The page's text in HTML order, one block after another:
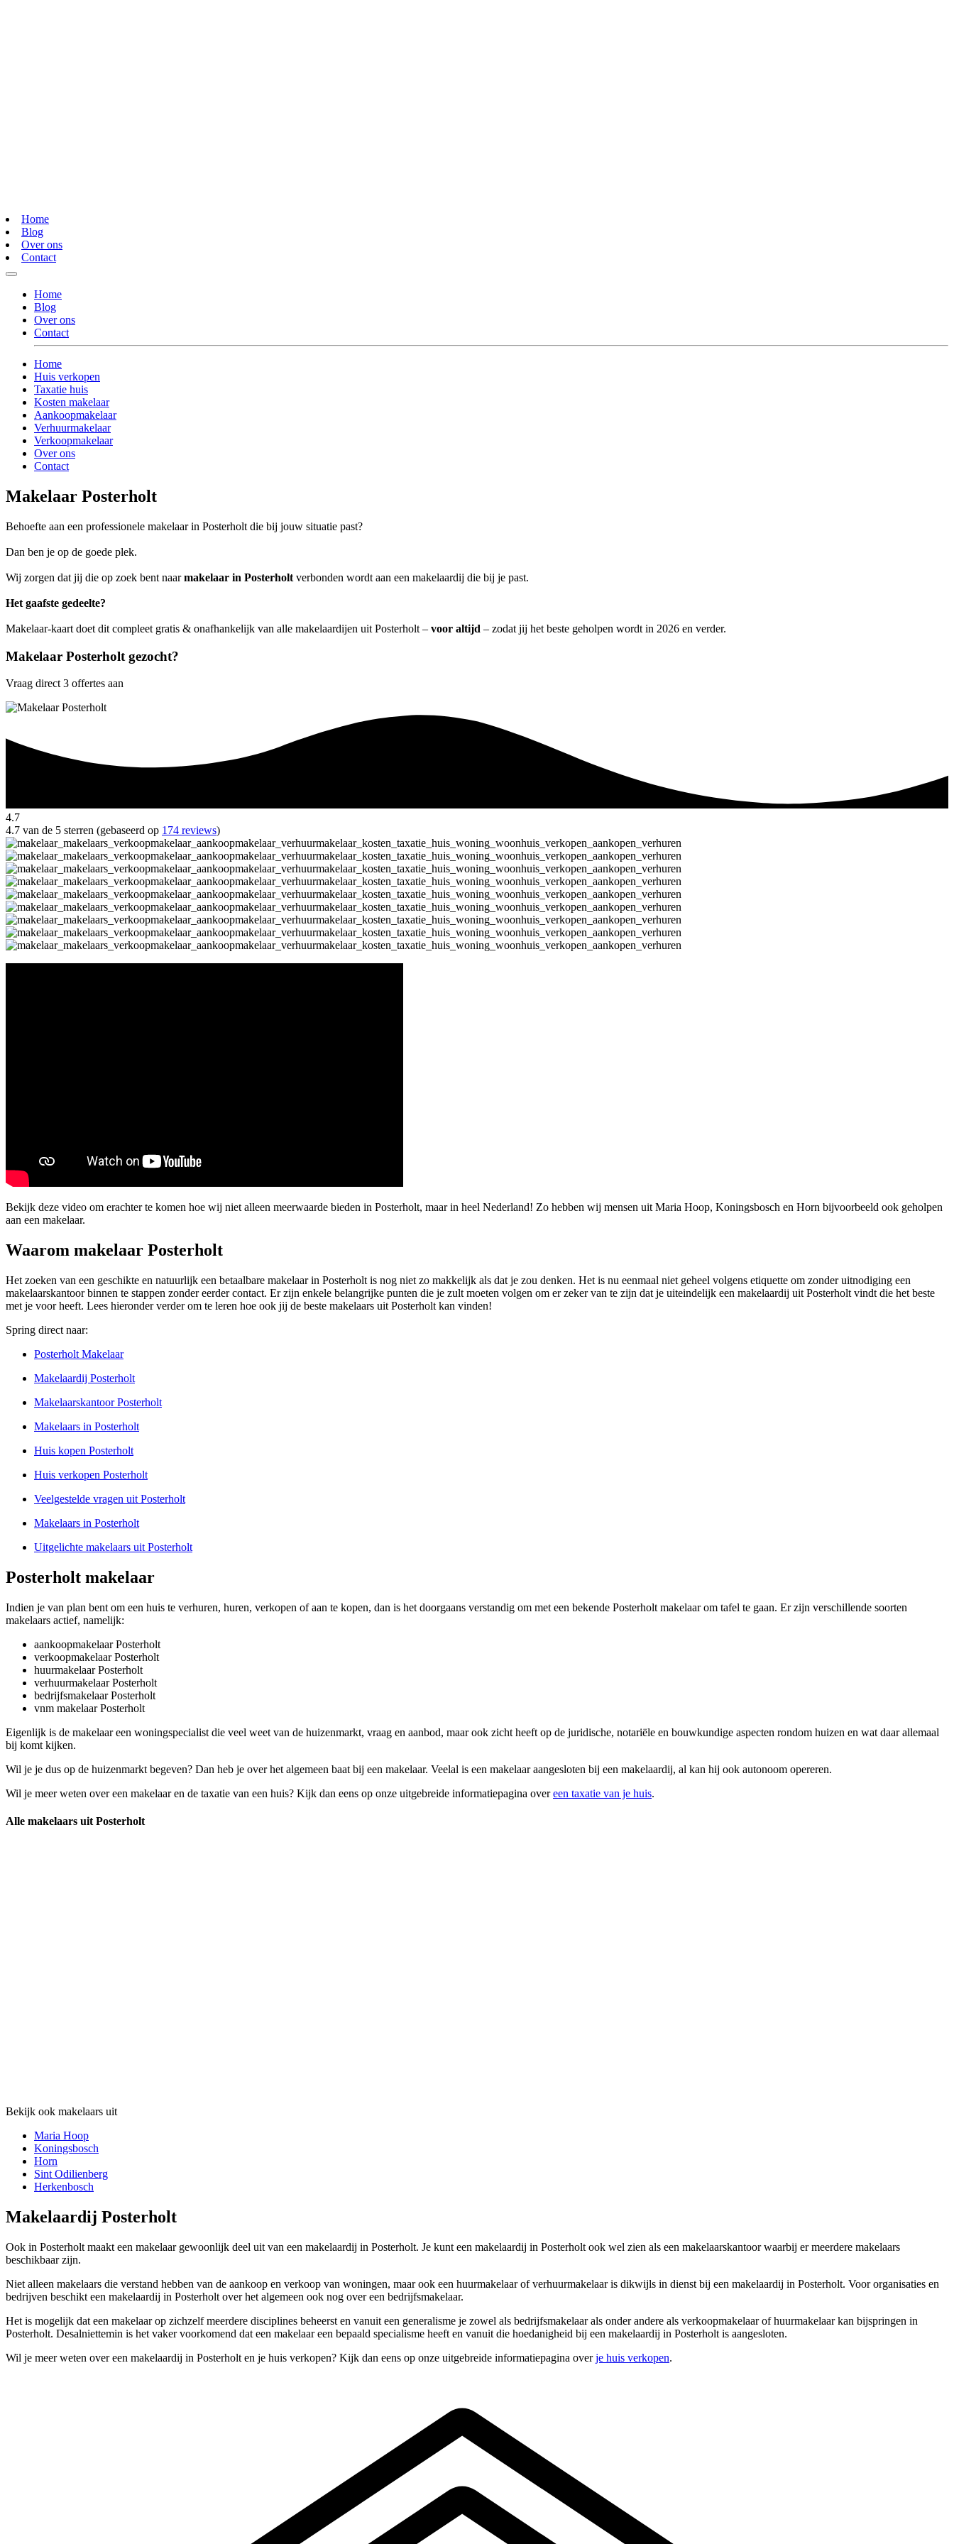
Home
Blog
Over ons
Contact
Home
Blog
Over ons
Contact
Home
Huis verkopen
Taxatie huis
Kosten makelaar
Aankoopmakelaar
Verhuurmakelaar
Verkoopmakelaar
Over ons
Contact
Makelaar Posterholt
Behoefte aan een professionele makelaar in Posterholt die bij jouw situatie past?
Dan ben je op de goede plek.
Wij zorgen dat jij die op zoek bent naarmakelaar in Posterholt verbonden wordt aan een makelaardij die bij je past.
Het gaafste gedeelte?
Makelaar-kaart doet dit compleet gratis & onafhankelijk van alle makelaardijen uit Posterholt – voor altijd – zodat jij het beste geholpen wordt in 2026 en verder.
Makelaar Posterholt gezocht?
Vraag direct 3 offertes aan
4.7
4.7 van de 5 sterren (gebaseerd op 174 reviews)
Bekijk deze video om erachter te komen hoe wij niet alleen meerwaarde bieden in Posterholt, maar in heel Nederland! Zo hebben wij mensen uit Maria Hoop, Koningsbosch en Horn bijvoorbeeld ook geholpen
aan een makelaar.
Waarom makelaar Posterholt
Het zoeken van een geschikte en natuurlijk een betaalbare makelaar in Posterholt is nog niet zo makkelijk als dat je zou denken. Het is nu eenmaal niet geheel volgens etiquette om zonder uitnodiging een
makelaarskantoor binnen te stappen zonder eerder contact. Er zijn enkele belangrijke punten die je zult moeten volgen om er zeker van te zijn dat je uiteindelijk een makelaardij uit Posterholt vindt die het beste
met je voor heeft. Lees hieronder verder om te leren hoe ook jij de beste makelaars uit Posterholt kan vinden!
Spring direct naar:
Posterholt Makelaar
Makelaardij Posterholt
Makelaarskantoor Posterholt
Makelaars in Posterholt
Huis kopen Posterholt
Huis verkopen Posterholt
Veelgestelde vragen uit Posterholt
Makelaars in Posterholt
Uitgelichte makelaars uit Posterholt
Posterholt makelaar
Indien je van plan bent om een huis te verhuren, huren, verkopen of aan te kopen, dan is het doorgaans verstandig om met een bekende Posterholt makelaar om tafel te gaan. Er zijn verschillende soorten
makelaars actief, namelijk:
aankoopmakelaar Posterholt
verkoopmakelaar Posterholt
huurmakelaar Posterholt
verhuurmakelaar Posterholt
bedrijfsmakelaar Posterholt
vnm makelaar Posterholt
Eigenlijk is de makelaar een woningspecialist die veel weet van de huizenmarkt, vraag en aanbod, maar ook zicht heeft op de juridische, notariële en bouwkundige aspecten rondom huizen en wat daar allemaal
bij komt kijken.
Wil je je dus op de huizenmarkt begeven? Dan heb je over het algemeen baat bij een makelaar. Veelal is een makelaar aangesloten bij een makelaardij, al kan hij ook autonoom opereren.
Wil je meer weten over een makelaar en de taxatie van een huis? Kijk dan eens op onze uitgebreide informatiepagina overeen taxatie van je huis.
Alle makelaars uit Posterholt
Bekijk ook makelaars uit
Maria Hoop
Koningsbosch
Horn
Sint Odilienberg
Herkenbosch
Makelaardij Posterholt
Ook in Posterholt maakt een makelaar gewoonlijk deel uit van een makelaardij in Posterholt. Je kunt een makelaardij in Posterholt ook wel zien als een makelaarskantoor waarbij er meerdere makelaars
beschikbaar zijn.
Niet alleen makelaars die verstand hebben van de aankoop en verkoop van woningen, maar ook een huurmakelaar of verhuurmakelaar is dikwijls in dienst bij een makelaardij in Posterholt. Voor organisaties en
bedrijven beschikt een makelaardij in Posterholt over het algemeen ook nog over een bedrijfsmakelaar.
Het is mogelijk dat een makelaar op zichzelf meerdere disciplines beheerst en vanuit een generalisme je zowel als bedrijfsmakelaar als onder andere als verkoopmakelaar of huurmakelaar kan bijspringen in
Posterholt. Desalniettemin is het vaker voorkomend dat een makelaar een bepaald specialisme heeft en vanuit die hoedanigheid bij een makelaardij in Posterholt is aangesloten.
Wil je meer weten over een makelaardij in Posterholt en je huis verkopen? Kijk dan eens op onze uitgebreide informatiepagina overje huis verkopen.